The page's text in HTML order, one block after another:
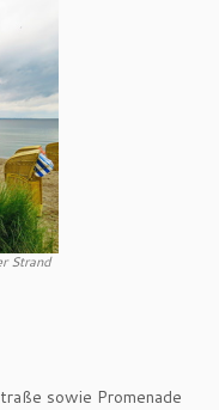
Strand
sowie Promenade